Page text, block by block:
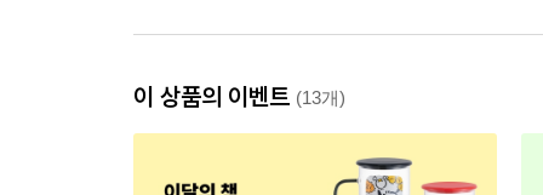
이 상품의 이벤트 (13개)